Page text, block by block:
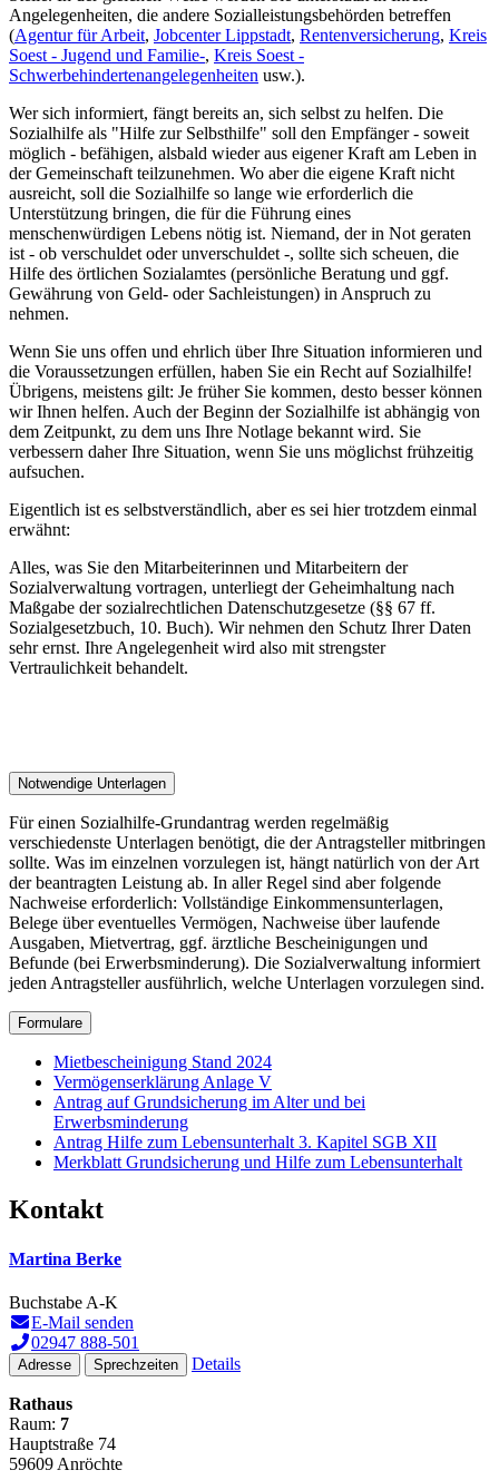
Angelegenheiten, die andere Sozialleistungsbehörden betreffen
(Agentur für Arbeit, Jobcenter Lippstadt, Rentenversicherung, Kreis
Soest - Jugend und Familie-, Kreis Soest -
Schwerbehindertenangelegenheiten usw.).
Wer sich informiert, fängt bereits an, sich selbst zu helfen. Die
Sozialhilfe als "Hilfe zur Selbsthilfe" soll den Empfänger - soweit
möglich - befähigen, alsbald wieder aus eigener Kraft am Leben in
der Gemeinschaft teilzunehmen. Wo aber die eigene Kraft nicht
ausreicht, soll die Sozialhilfe so lange wie erforderlich die
Unterstützung bringen, die für die Führung eines
menschenwürdigen Lebens nötig ist. Niemand, der in Not geraten
ist - ob verschuldet oder unverschuldet -, sollte sich scheuen, die
Hilfe des örtlichen Sozialamtes (persönliche Beratung und ggf.
Gewährung von Geld- oder Sachleistungen) in Anspruch zu
nehmen.
Wenn Sie uns offen und ehrlich über Ihre Situation informieren und
die Voraussetzungen erfüllen, haben Sie ein Recht auf Sozialhilfe!
Übrigens, meistens gilt: Je früher Sie kommen, desto besser können
wir Ihnen helfen. Auch der Beginn der Sozialhilfe ist abhängig von
dem Zeitpunkt, zu dem uns Ihre Notlage bekannt wird. Sie
verbessern daher Ihre Situation, wenn Sie uns möglichst frühzeitig
aufsuchen.
Eigentlich ist es selbstverständlich, aber es sei hier trotzdem einmal
erwähnt:
Alles, was Sie den Mitarbeiterinnen und Mitarbeitern der
Sozialverwaltung vortragen, unterliegt der Geheimhaltung nach
Maßgabe der sozialrechtlichen Datenschutzgesetze (§§ 67 ff.
Sozialgesetzbuch, 10. Buch). Wir nehmen den Schutz Ihrer Daten
sehr ernst. Ihre Angelegenheit wird also mit strengster
Vertraulichkeit behandelt.
Notwendige Unterlagen
Für einen Sozialhilfe-Grundantrag werden regelmäßig
verschiedenste Unterlagen benötigt, die der Antragsteller mitbringen
sollte. Was im einzelnen vorzulegen ist, hängt natürlich von der Art
der beantragten Leistung ab. In aller Regel sind aber folgende
Nachweise erforderlich: Vollständige Einkommensunterlagen,
Belege über eventuelles Vermögen, Nachweise über laufende
Ausgaben, Mietvertrag, ggf. ärztliche Bescheinigungen und
Befunde (bei Erwerbsminderung). Die Sozialverwaltung informiert
jeden Antragsteller ausführlich, welche Unterlagen vorzulegen sind.
Formulare
Mietbescheinigung Stand 2024
Vermögenserklärung Anlage V
Antrag auf Grundsicherung im Alter und bei
Erwerbsminderung
Antrag Hilfe zum Lebensunterhalt 3. Kapitel SGB XII
Merkblatt Grundsicherung und Hilfe zum Lebensunterhalt
Kontakt
Martina Berke
Buchstabe A-K
E-Mail senden
02947 888-501
Adresse Sprechzeiten Details
Rathaus
Raum: 7
Hauptstraße 74
59609 Anröchte